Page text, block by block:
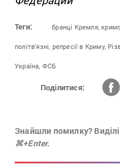
Теги: бранці Кремля,
політв'язні, репресії в Криму,
Україна, ФСБ
Поділитися:
Знайшли помилку?
⌘+Enter.